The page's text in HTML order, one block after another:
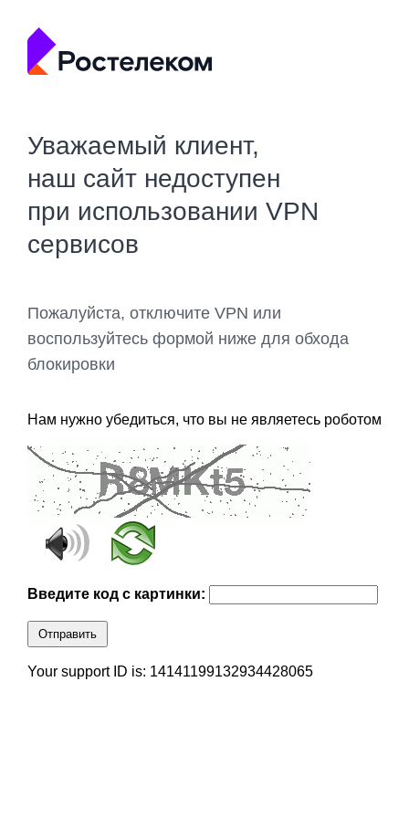
Уважаемый клиент,
наш сайт недоступен
при использовании VPN
сервисов
Пожалуйста, отключите VPN или
воспользуйтесь формой ниже для обхода
блокировки
Нам нужно убедиться, что вы не являетесь роботом
Введите код с картинки:
Отправить
Your support ID is: 14141199132934428065